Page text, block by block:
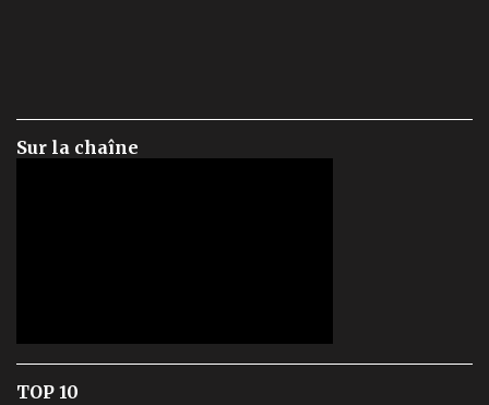
Sur la chaîne
TOP 10